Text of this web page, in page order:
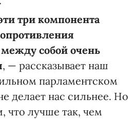
три компонента
собой очень
, — рассказывает наш
парламентском
делает нас сильнее. Но
что лучше так, чем